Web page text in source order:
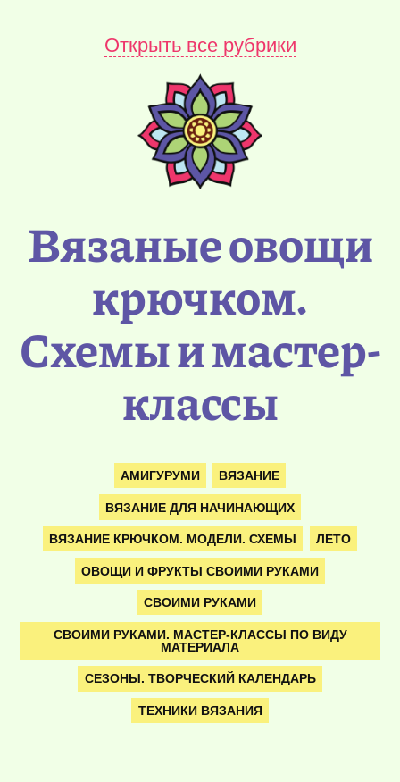
Открыть все рубрики
Вязаные овощи
крючком.
Схемы и мастер-
классы
АМИГУРУМИ ВЯЗАНИЕ
ВЯЗАНИЕ ДЛЯ НАЧИНАЮЩИХ
ВЯЗАНИЕ КРЮЧКОМ. МОДЕЛИ. СХЕМЫ ЛЕТО
ОВОЩИ И ФРУКТЫ СВОИМИ РУКАМИ
СВОИМИ РУКАМИ
СВОИМИ РУКАМИ. МАСТЕР-КЛАССЫ ПО ВИДУ
МАТЕРИАЛА
СЕЗОНЫ. ТВОРЧЕСКИЙ КАЛЕНДАРЬ
ТЕХНИКИ ВЯЗАНИЯ